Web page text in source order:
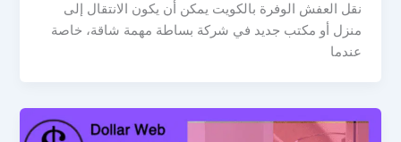
نقل العفش الوفرة بالكويت يمكن أن يكون الانتقال إلى
منزل أو مكتب جديد في شركة بساطة مهمة شاقة، خاصة
عندما